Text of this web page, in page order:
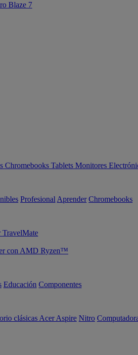
Blaze 7
Chromebooks Tablets Monitores
Profesional Aprender Chromebooks
TravelMate
con AMD Ryzen™
Educación Componentes
clásicas Acer Aspire Nitro